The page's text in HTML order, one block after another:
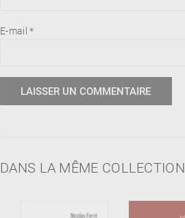
E-mail*
DANS LA MÊME COLLECTION